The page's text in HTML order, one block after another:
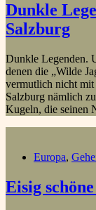
Dunkle
Salzburg
Dunkle Legenden.
denen die „Wilde
vermutlich nicht mit
Salzburg nämlich
Kugeln, die seinen
Europa,
Eisig